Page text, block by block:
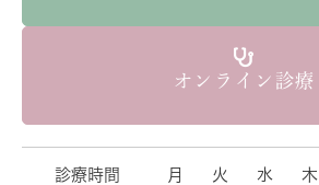
オンライン診療
診療時間 月 火 水 木